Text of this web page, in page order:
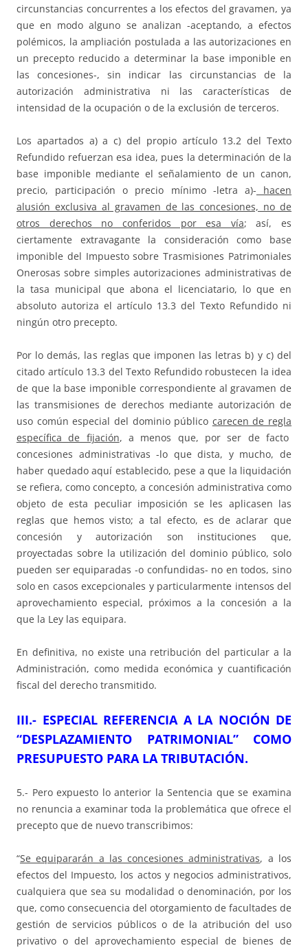
circunstancias concurrentes a los efectos del gravamen, ya
que en modo alguno se analizan -aceptando, a efectos
polémicos, la ampliación postulada a las autorizaciones en
un precepto reducido a determinar la base imponible en
las concesiones-, sin indicar las circunstancias de la
autorización administrativa ni las características de
intensidad de la ocupación o de la exclusión de terceros.
Los apartados a) a c) del propio artículo 13.2 del Texto
Refundido refuerzan esa idea, pues la determinación de la
base imponible mediante el señalamiento de un canon,
precio, participación o precio mínimo -letra a)- hacen
alusión exclusiva al gravamen de las concesiones, no de
otros derechos no conferidos por esa vía; así, es
ciertamente extravagante la consideración como base
imponible del Impuesto sobre Trasmisiones Patrimoniales
Onerosas sobre simples autorizaciones administrativas de
la tasa municipal que abona el licenciatario, lo que en
absoluto autoriza el artículo 13.3 del Texto Refundido ni
ningún otro precepto.
Por lo demás, las reglas que imponen las letras b) y c) del
citado artículo 13.3 del Texto Refundido robustecen la idea
de que la base imponible correspondiente al gravamen de
las transmisiones de derechos mediante autorización de
uso común especial del dominio público carecen de regla
específica de fijación, a menos que, por ser de facto
concesiones administrativas -lo que dista, y mucho, de
haber quedado aquí establecido, pese a que la liquidación
se refiera, como concepto, a concesión administrativa como
objeto de esta peculiar imposición se les aplicasen las
reglas que hemos visto; a tal efecto, es de aclarar que
concesión y autorización son instituciones que,
proyectadas sobre la utilización del dominio público, solo
pueden ser equiparadas -o confundidas- no en todos, sino
solo en casos excepcionales y particularmente intensos del
aprovechamiento especial, próximos a la concesión a la
que la Ley las equipara.
En definitiva, no existe una retribución del particular a la
Administración, como medida económica y cuantificación
fiscal del derecho transmitido.
III.- ESPECIAL REFERENCIA A LA NOCIÓN DE
“DESPLAZAMIENTO PATRIMONIAL” COMO
PRESUPUESTO PARA LA TRIBUTACIÓN.
5.- Pero expuesto lo anterior la Sentencia que se examina
no renuncia a examinar toda la problemática que ofrece el
precepto que de nuevo transcribimos:
“Se equipararán a las concesiones administrativas, a los
efectos del Impuesto, los actos y negocios administrativos,
cualquiera que sea su modalidad o denominación, por los
que, como consecuencia del otorgamiento de facultades de
gestión de servicios públicos o de la atribución del uso
privativo o del aprovechamiento especial de bienes de